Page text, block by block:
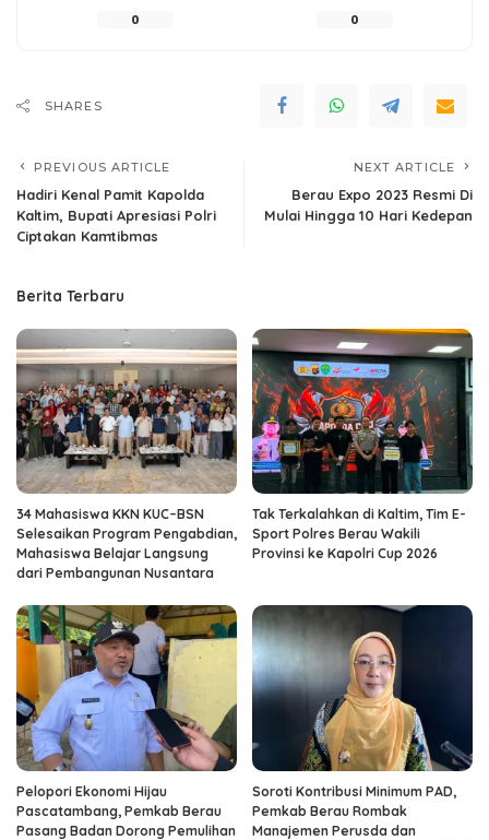
0 0
SHARES
PREVIOUS ARTICLE
Hadiri Kenal Pamit Kapolda
Kaltim, Bupati Apresiasi Polri
Ciptakan Kamtibmas
NEXT ARTICLE
Berau Expo 2023 Resmi Di
Mulai Hingga 10 Hari Kedepan
Berita Terbaru
34 Mahasiswa KKN KUC–BSN
Selesaikan Program Pengabdian,
Mahasiswa Belajar Langsung
dari Pembangunan Nusantara
Tak Terkalahkan di Kaltim, Tim E-
Sport Polres Berau Wakili
Provinsi ke Kapolri Cup 2026
Pelopori Ekonomi Hijau
Pascatambang, Pemkab Berau
Pasang Badan Dorong Pemulihan
Soroti Kontribusi Minimum PAD,
Pemkab Berau Rombak
Manajemen Perusda dan